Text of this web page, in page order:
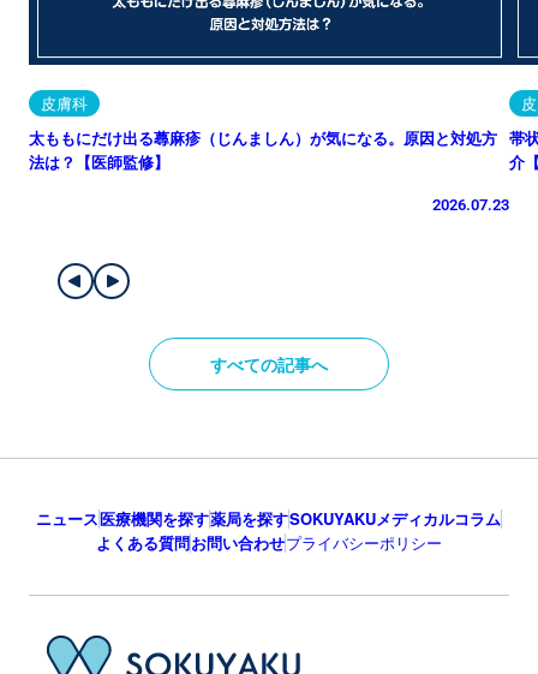
皮膚科
太ももにだけ出る蕁麻疹（じんましん）が気になる。原因と対処方
法は？【医師監修】
2026.07.23
帯
介
すべての記事へ
ニュース医療機関を探す薬局を探すSOKUYAKUメディカルコラム
よくある質問お問い合わせプライバシーポリシー